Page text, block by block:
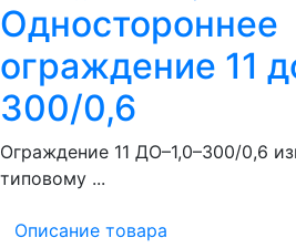
Одностороннее
ограждение 11
300/0,6
Ограждение 11 ДО–1,0–300/0,6
типовому ...
Описание товара